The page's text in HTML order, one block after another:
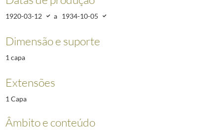
1920-03-12 a 1934-10-05
Dimensão e suporte
1 capa
Extensões
1 Capa
Âmbito e conteúdo